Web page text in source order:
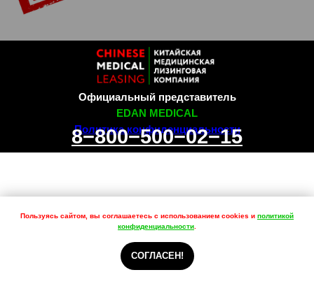
Пользуясь сайтом, вы соглашаетесь с использованием cookies и политикой
конфиденциальности.
СОГЛАСЕН!
Официальный представитель
EDAN MEDICAL
Политика конфиденциальности
8−800−500−02−15